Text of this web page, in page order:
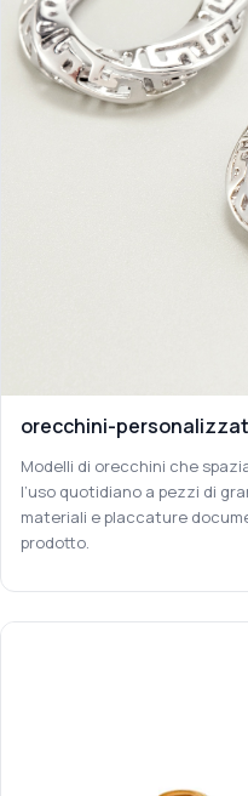
orecchini-
Modelli di orecchini che
l’uso quotidiano a pezzi di
materiali e placcature
prodotto.